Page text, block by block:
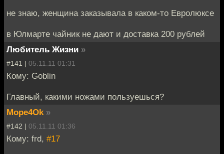
не знаю, женщина заказывала в каком-то Евролюксе
в Юлмарте чайник не дают и доставка 200 рублей
Любитель Жизни »
#141 | 05.11.11 01:31
Кому: Goblin
Главный, какими ножами пользуешься?
Mope4Ok »
#142 | 05.11.11 01:36
Кому: frd, #17